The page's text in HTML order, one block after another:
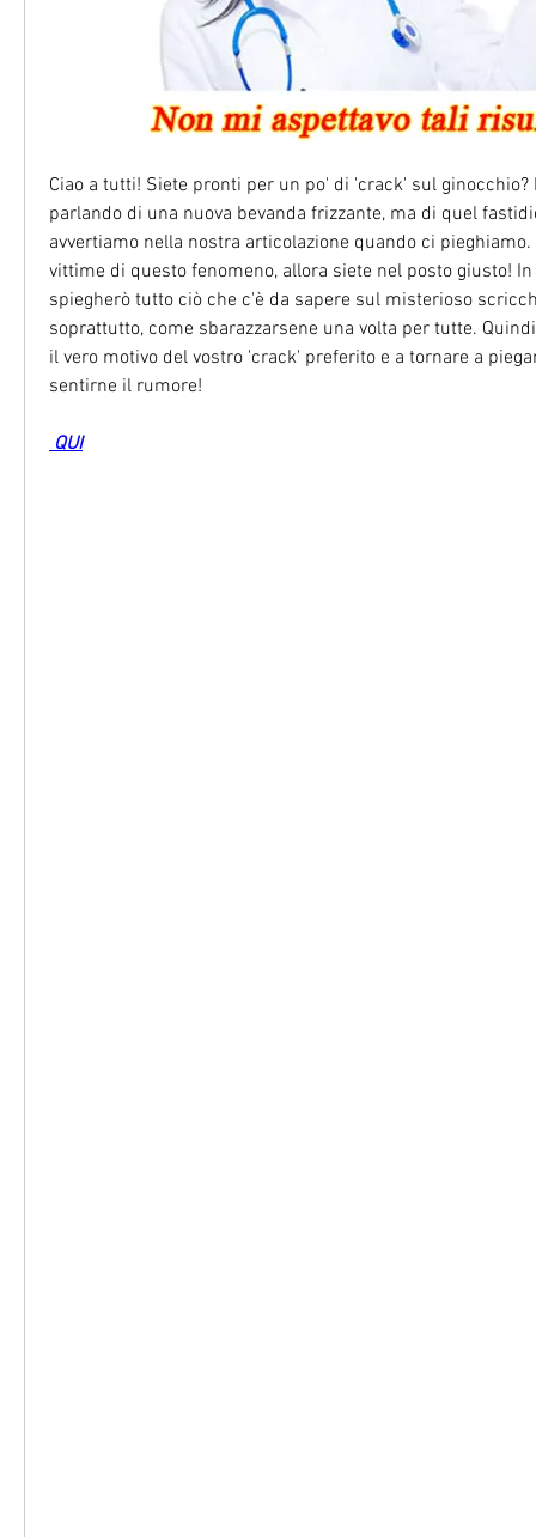
Ciao a tutti! Siete pronti per un po' di 'crack' sul ginocchio?
parlando di una nuova bevanda frizzante, ma di quel
avvertiamo nella nostra articolazione quando ci
vittime di questo fenomeno, allora siete nel posto giusto!
spiegherò tutto ciò che c'è da sapere sul misterioso
soprattutto, come sbarazzarsene una volta per tutte.
il vero motivo del vostro 'crack' preferito e a tornare a
sentirne il rumore!
QUI